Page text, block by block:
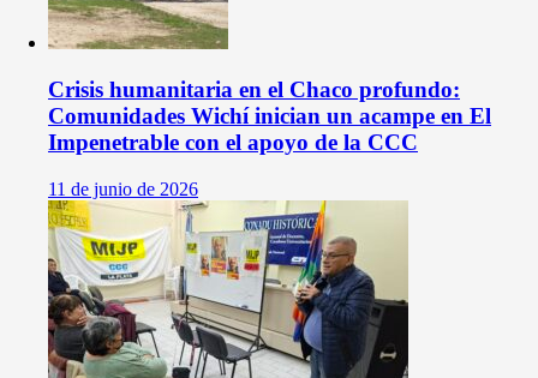
Crisis humanitaria en el Chaco profundo:
Comunidades Wichí inician un acampe en El
Impenetrable con el apoyo de la CCC
11 de junio de 2026